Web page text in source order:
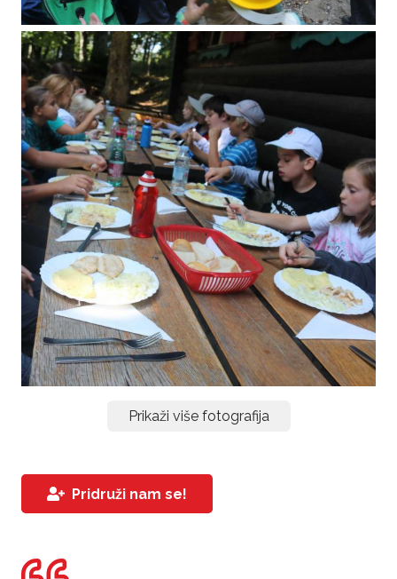
Prikaži više fotografija
Pridruži nam se!